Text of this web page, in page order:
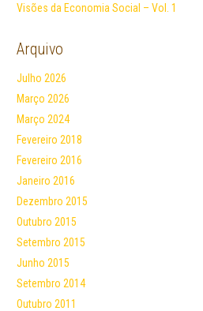
Visões da Economia Social – Vol. 1
Arquivo
Julho 2026
Março 2026
Março 2024
Fevereiro 2018
Fevereiro 2016
Janeiro 2016
Dezembro 2015
Outubro 2015
Setembro 2015
Junho 2015
Setembro 2014
Outubro 2011